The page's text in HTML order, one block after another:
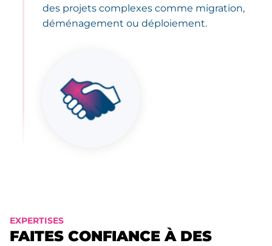
des projets complexes comme migration,
déménagement ou déploiement.
EXPERTISES
FAITES CONFIANCE À DES